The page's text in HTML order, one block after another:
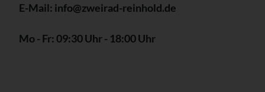
E-Mail: info@zweirad-reinhold.de
Mo - Fr: 09:30 Uhr - 18:00 Uhr